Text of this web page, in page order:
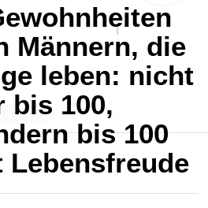
Männern, die
leben: nicht
bis 100,
bis 100
Lebensfreude